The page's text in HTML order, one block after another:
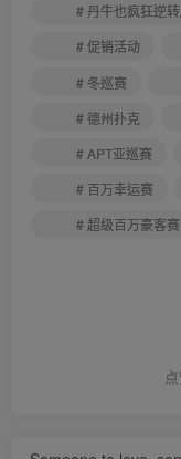
# 丹牛也疯狂逆
# 促销活动
# 冬巡赛
# 德州扑克
# APT亚巡赛
# 百万幸运赛
# 超级百万豪客赛